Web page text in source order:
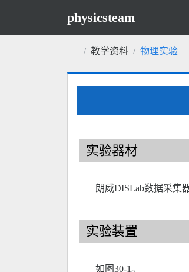
physicsteam
教学资料 物理实验
实验器材
朗威DISLab数据采集
实验装置
如图30-1。